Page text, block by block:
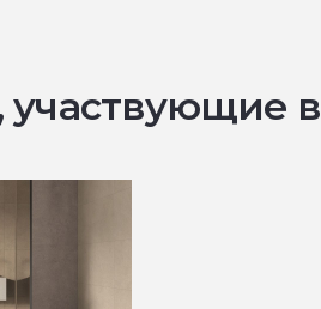
участвующие в